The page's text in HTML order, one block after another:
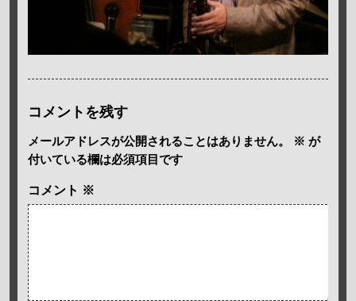
コメントを残す
メールアドレスが公開されることはありません。 ※ が
付いている欄は必須項目です
コメント ※